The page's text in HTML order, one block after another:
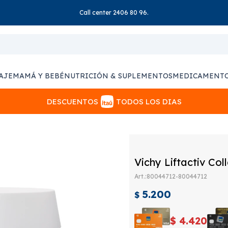
Call center 2406 80 96.
MAMÁ Y BEBÉNUTRICIÓN & SUPLEMENTOS
DESCUENTOS TODOS LOS DIAS
Vichy Liftactiv
80044712-80044712
$ 5.200
$ 4.420